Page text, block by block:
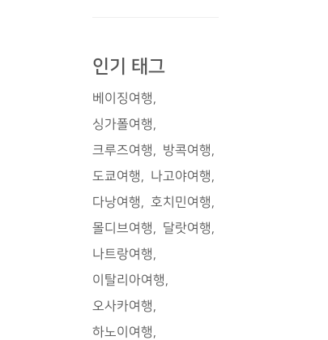
인기 태그
베이징여행
싱가폴여행
크루즈여행
방콕여행
도쿄여행
나고야여행
다낭여행
호치민여행
몰디브여행
달랏여행
나트랑여행
이탈리아여행
오사카여행
하노이여행